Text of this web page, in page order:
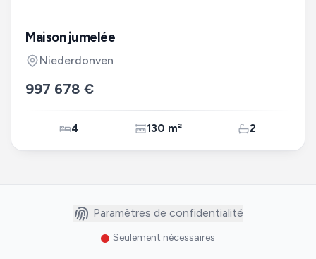
Maison jumelée
Niederdonven
997 678 €
4 130 m² 2
Paramètres de confidentialité
Seulement nécessaires